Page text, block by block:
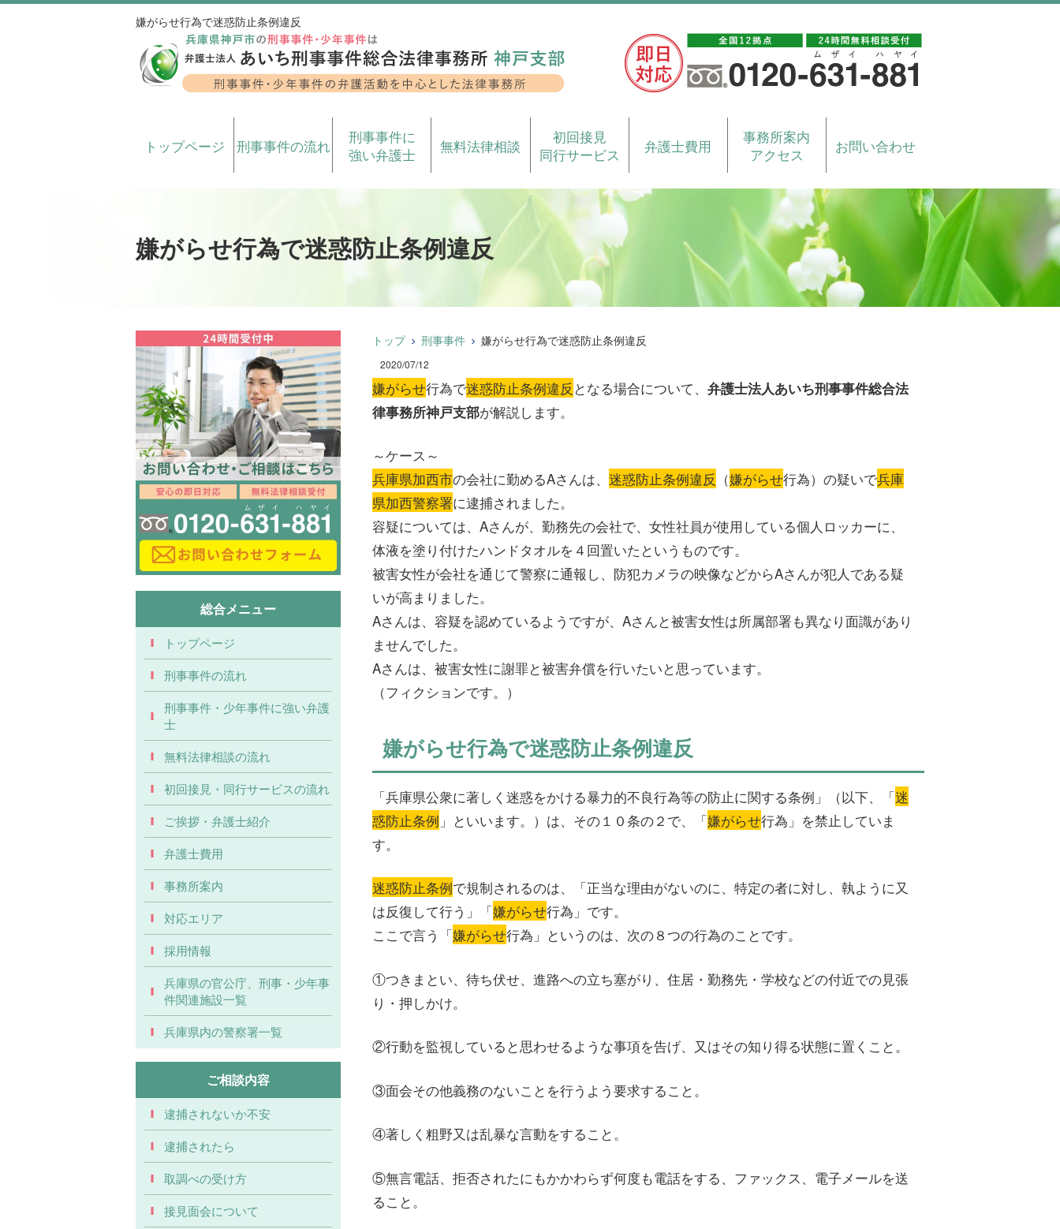
嫌がらせ行為で迷惑防止条例違反
トップページ 刑事事件の流れ
刑事事件に
強い弁護士
無料法律相談
初回接見
同行サービス
弁護士費用
事務所案内
アクセス
お問い合わせ
嫌がらせ行為で迷惑防止条例違反
トップ 刑事事件 嫌がらせ行為で迷惑防止条例違反
2020/07/12
嫌がらせ行為で迷惑防止条例違反 となる場合について、 弁護士法人あいち刑事事件総合法
律事務所神戸支部が解説します。
～ケース～
兵庫県加西市の会社に勤めるAさんは、 迷惑防止条例違反 （嫌がらせ行為）の疑いで兵庫
県加西警察署に逮捕されました。
容疑については、Aさんが、勤務先の会社で、女性社員が使用している個人ロッカーに、
体液を塗り付けたハンドタオルを４回置いたというものです。
被害女性が会社を通じて警察に通報し、防犯カメラの映像などからAさんが犯人である疑
いが高まりました。
Aさんは、容疑を認めているようですが、Aさんと被害女性は所属部署も異なり面識があり
ませんでした。
Aさんは、被害女性に謝罪と被害弁償を行いたいと思っています。
（フィクションです。）
嫌がらせ行為で迷惑防止条例違反
「兵庫県公衆に著しく迷惑をかける暴力的不良行為等の防止に関する条例」（以下、「迷
惑防止条例 」といいます。）は、その１０条の２で、「嫌がらせ行為」を禁止していま
す。
迷惑防止条例で規制されるのは、「正当な理由がないのに、特定の者に対し、執ように又
は反復して行う」「嫌がらせ行為」です。
ここで言う「嫌がらせ行為」というのは、次の８つの行為のことです。
①つきまとい、待ち伏せ、進路への立ち塞がり、住居・勤務先・学校などの付近での見張
り・押しかけ。
②行動を監視していると思わせるような事項を告げ、又はその知り得る状態に置くこと。
③面会その他義務のないことを行うよう要求すること。
④著しく粗野又は乱暴な言動をすること。
⑤無言電話、拒否されたにもかかわらず何度も電話をする、ファックス、電子メールを送
ること。
総合メニュー
トップページ
刑事事件の流れ
刑事事件・少年事件に強い弁護
士
無料法律相談の流れ
初回接見・同行サービスの流れ
ご挨拶・弁護士紹介
弁護士費用
事務所案内
対応エリア
採用情報
兵庫県の官公庁、刑事・少年事
件関連施設一覧
兵庫県内の警察署一覧
ご相談内容
逮捕されないか不安
逮捕されたら
取調べの受け方
接見面会について